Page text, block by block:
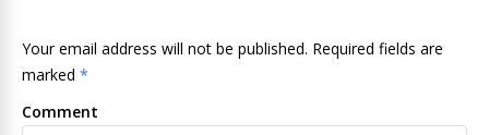
Your email address will not be published. Required fields are
marked *
Comment